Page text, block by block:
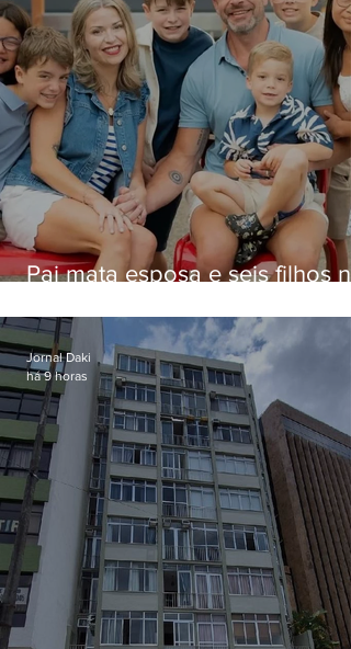
Pai mata esposa e seis filhos
Jornal Daki
há 9 horas